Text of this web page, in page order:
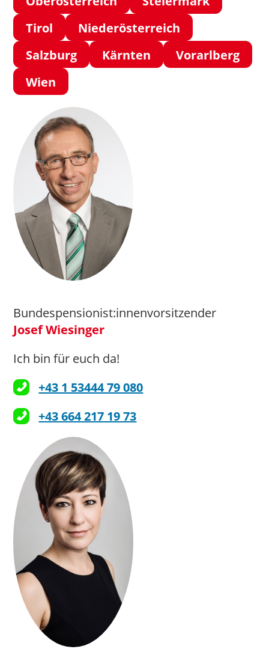
Tirol
Niederösterreich
Salzburg
Kärnten
Vorarlberg
Wien
Bundespensionist:innenvorsitzender
Josef Wiesinger
Ich bin für euch da!
+43 1 53444 79 080
+43 664 217 19 73